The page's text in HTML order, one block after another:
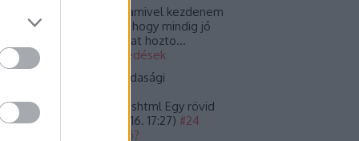
Ja, és amivel kezdenem
volna. :) Köszönöm, hogy mindig jó
elgondolkodtató témákat hozto...
13:01
#30 Ébredések
Amit a gazdasági
temakep/099.shtml Egy rövid
hi...
2022.09.16. 17:27) #24
a hét szűk esztendő?